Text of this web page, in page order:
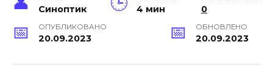
Синоптик 4 мин 0
ОПУБЛИКОВАНО
20.09.2023
ОБНОВЛЕНО
20.09.2023